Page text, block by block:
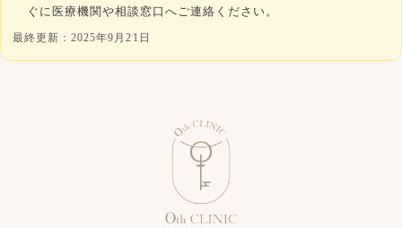
ぐに医療機関や相談窓口へご連絡ください。
最終更新：2025年9月21日